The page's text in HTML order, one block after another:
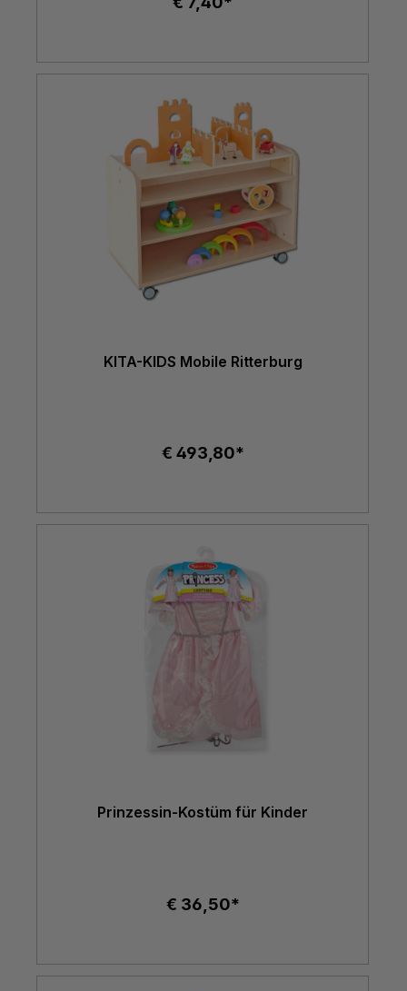
KITA-KIDS Mobile Ritterburg
€ 493,80*
Prinzessin-Kostüm für Kinder
€ 36,50*